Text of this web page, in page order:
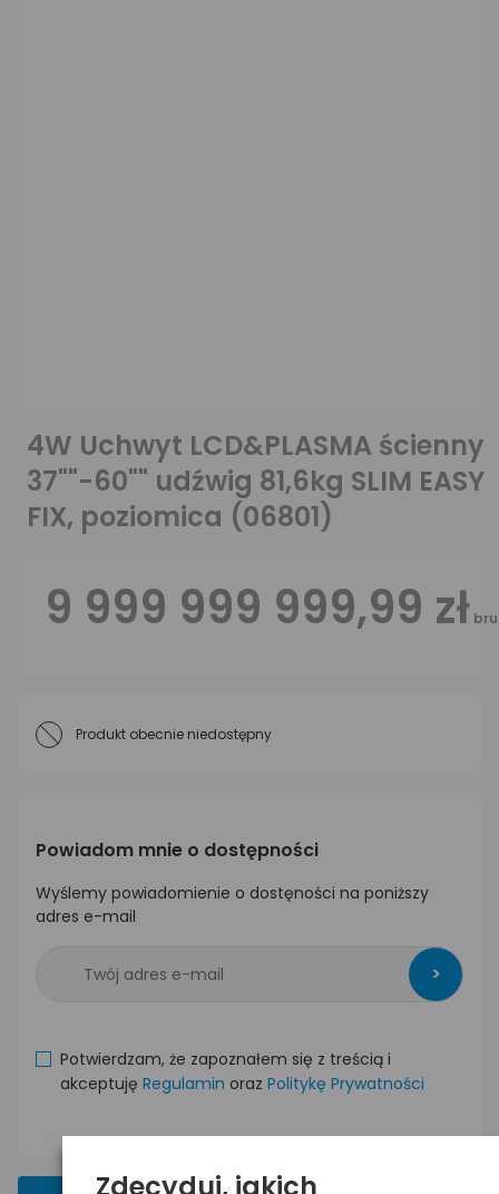
4W Uchwyt LCD&PLASMA ścienny
37""-60"" udźwig 81,6kg SLIM EASY
FIX, poziomica (06801)
9 999 999 999,99 zł
Produkt obecnie niedostępny
Powiadom mnie o dostępności
Wyślemy powiadomienie o dostęności na poniższy
adres e-mail
>
Potwierdzam, że zapoznałem się z treścią i
akceptuję Regulamin oraz Politykę Prywatności